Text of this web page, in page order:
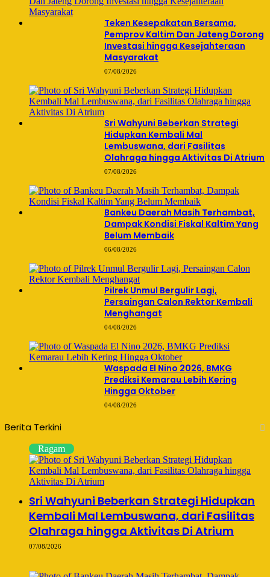
Teken Kesepakatan Bersama,
Pemprov Kaltim Dan Jateng Dorong
Investasi hingga Kesejahteraan
Masyarakat
07/08/2026
Sri Wahyuni Beberkan Strategi
Hidupkan Kembali Mal
Lembuswana, dari Fasilitas
Olahraga hingga Aktivitas Di Atrium
07/08/2026
Bankeu Daerah Masih Terhambat,
Dampak Kondisi Fiskal Kaltim Yang
Belum Membaik
06/08/2026
Pilrek Unmul Bergulir Lagi,
Persaingan Calon Rektor Kembali
Menghangat
04/08/2026
Waspada El Nino 2026, BMKG
Prediksi Kemarau Lebih Kering
Hingga Oktober
04/08/2026
Berita Terkini
Ragam
Sri Wahyuni Beberkan Strategi Hidupkan
Kembali Mal Lembuswana, dari Fasilitas
Olahraga hingga Aktivitas Di Atrium
07/08/2026